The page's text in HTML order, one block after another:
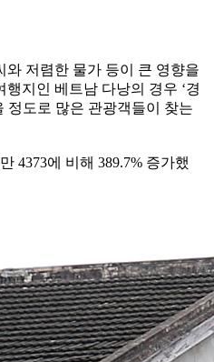
와 저렴한 물가 등이 큰 영향을
지인 베트남 다낭의 경우 ‘경
정도로 많은 관광객들이 찾는
4373에 비해 389.7% 증가했